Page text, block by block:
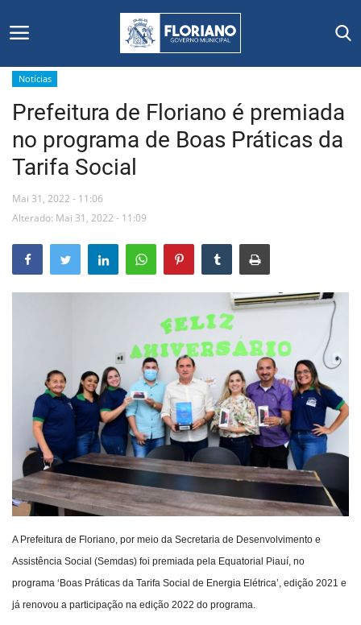
Início
Editais
Floriano
Mural de Licitações
Webmail
Contato
Notícias
Prefeitura de Floriano é premiada
no programa de Boas Práticas da
Tarifa Social
Mai 31, 2022 - 11:06
Alterado: Mai 31, 2022 - 11:09
A Prefeitura de Floriano, por meio da Secretaria de Desenvolvimento e
Assistência Social (Semdas) foi premiada pela Equatorial Piauí, no
programa ‘Boas Práticas da Tarifa Social de Energia Elétrica’, edição 2021 e
já renovou a participação na edição 2022 do programa.